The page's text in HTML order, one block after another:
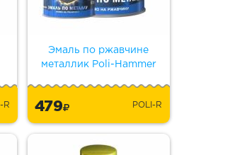
R
Эмаль по ржавчине
металлик Poli-Hammer
479 POLI-R